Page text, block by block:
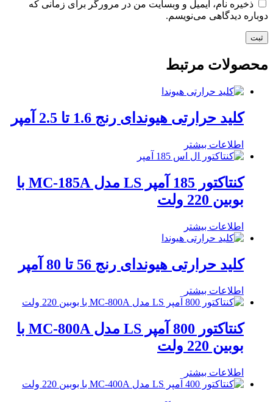
ذخیره نام، ایمیل و وبسایت من در مرورگر برای زمانی که
دوباره دیدگاهی می‌نویسم.
محصولات مرتبط
کلید حرارتی هیوندای رنج 1.6 تا 2.5 آمپر
اطلاعات بیشتر
کنتاکتور 185 آمپر LS مدل MC-185A با
بوبین 220 ولت
اطلاعات بیشتر
کلید حرارتی هیوندای رنج 56 تا 80 آمپر
اطلاعات بیشتر
کنتاکتور 800 آمپر LS مدل MC-800A با
بوبین 220 ولت
اطلاعات بیشتر